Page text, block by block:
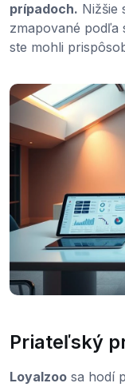
prípadoch. Nižšie
zmapované
ste mohli
Priateľský
Loyalzoo sa hodí